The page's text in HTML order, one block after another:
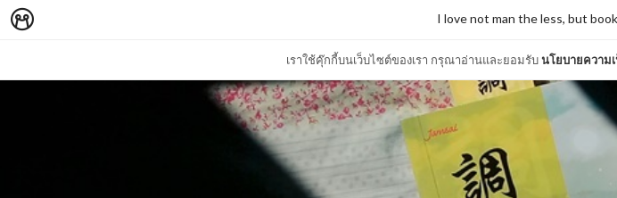
เราใช้คุ๊กกี้บนเว็บไซต์ของเรา กรุณาอ่านและยอมรับนโยบายความ
I love not man the less, but